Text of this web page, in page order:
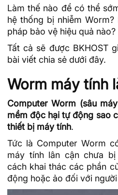
Làm thế nào để có thể
hệ thống bị nhiễm
pháp bảo vệ hiệu quả nào?
Tất cả sẽ được BKHOST
bài viết chia sẻ dưới đây.
Worm máy tính
Computer Worm (sâu
mềm độc hại tự động sao
thiết bị máy tính.
Tức là Computer Worm
máy tính lân cận chưa
cách khai thác các phần
động hoặc ảo đối với